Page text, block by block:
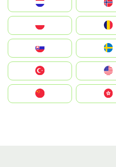
United States
中國香港特別行政區